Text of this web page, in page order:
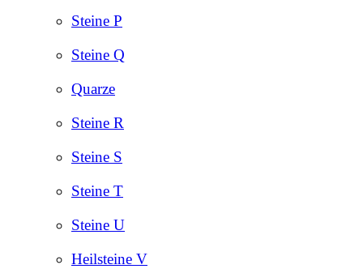
Steine P
Steine Q
Quarze
Steine R
Steine S
Steine T
Steine U
Heilsteine V